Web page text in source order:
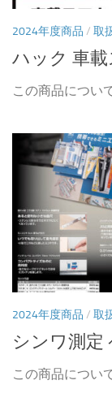
2024年度商品 / 取
ハック 車載
この商品につい
2024年度商品 / 取
シンワ測定
この商品につい